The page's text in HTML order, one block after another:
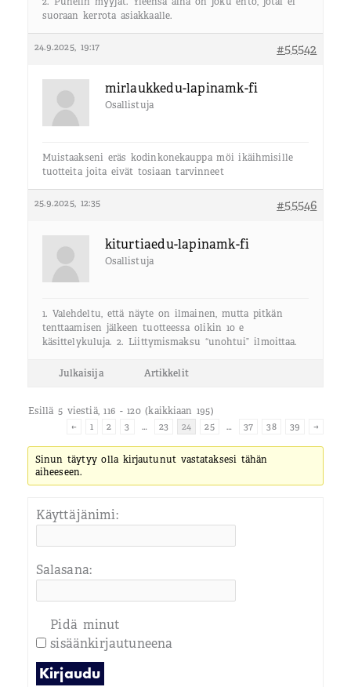
suoraan kerrota asiakkaalle.
24.9.2025, 19:17 #55542
mirlaukkedu-lapinamk-fi
Osallistuja
Muistaakseni eräs kodinkonekauppa möi ikäihmisille
tuotteita joita eivät tosiaan tarvinneet
25.9.2025, 12:35 #55546
kiturtiaedu-lapinamk-fi
Osallistuja
1. Valehdeltu, että näyte on ilmainen, mutta pitkän
tenttaamisen jälkeen tuotteessa olikin 10 e
käsittelykuluja. 2. Liittymismaksu “unohtui” ilmoittaa.
Julkaisija Artikkelit
Esillä 5 viestiä, 116 - 120 (kaikkiaan 195)
←
1 2 3 … 23 24 25 … 37 38 39 →
Sinun täytyy olla kirjautunut vastataksesi tähän
aiheeseen.
Käyttäjänimi:
Salasana:
Pidä minut
sisäänkirjautuneena
Kirjaudu